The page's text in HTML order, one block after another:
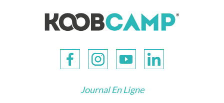
Journal En Ligne